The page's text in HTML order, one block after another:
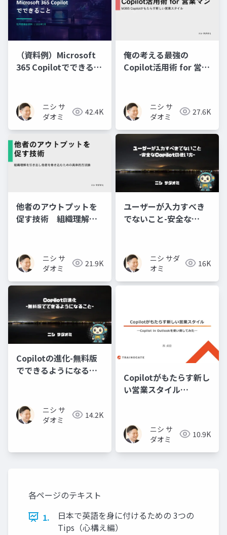
（資料例）Microsoft
365 Copilotでできるこ
ニシ サ
ダオミ
42.4K
俺の考える最強の
Copilot活用術 for 営業
タイル～ニシ サ
ダオミ
27.6K
他者のアウトプットを
促す技術 組織理解を
ニシ サ
ダオミ
21.9K
ユーザーが入力すべき
でないこと-安全な
ニシ サダ
オミ
16K
Copilotの進化-無料版
でできるようになるこ
ニシ サ
ダオミ
14.2K
Copilotがもたらす新し
い営業スタイル
ニシ サ
ダオミ
10.9K
各ページのテキスト
1.
日本で英語を身に付けるための 3つの
Tips（心構え編）